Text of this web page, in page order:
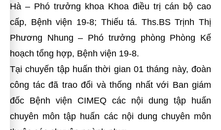
Hà – Phó trưởng khoa Khoa điều trị cán bộ cao
cấp, Bệnh viện 19-8; Thiếu tá. Ths.BS Trịnh Thị
Phương Nhung – Phó trưởng phòng Phòng Kế
hoạch tổng hợp, Bệnh viện 19-8.
Tại chuyến tập huấn thời gian 01 tháng này, đoàn
công tác đã trao đổi và thống nhất với Ban giám
đốc Bệnh viện CIMEQ các nội dung tập huấn
chuyên môn tập huấn các nội dung chuyên môn